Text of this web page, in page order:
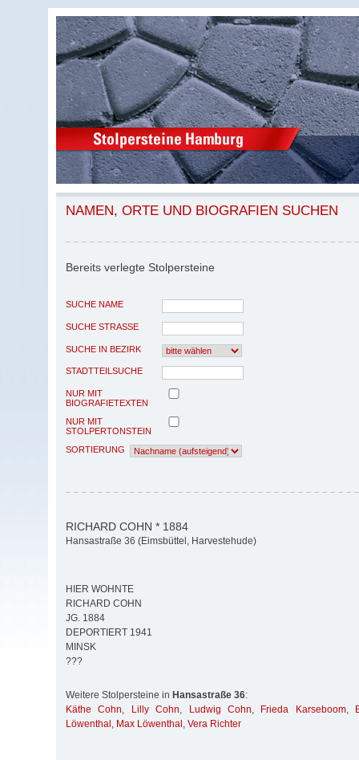
NAMEN, ORTE UND BIOGRAFIEN SUCHEN
Bereits verlegte Stolpersteine
SUCHE NAME
SUCHE STRASSE
SUCHE IN BEZIRK
STADTTEILSUCHE
NUR MIT
BIOGRAFIETEXTEN
NUR MIT
STOLPERTONSTEIN
SORTIERUNG
RICHARD COHN * 1884
Hansastraße 36 (Eimsbüttel, Harvestehude)
HIER WOHNTE
RICHARD COHN
JG. 1884
DEPORTIERT 1941
MINSK
???
Weitere Stolpersteine in Hansastraße 36:
Käthe Cohn, Lilly Cohn, Ludwig Cohn, Frieda Karseboom,
Löwenthal , Max Löwenthal , Vera Richter